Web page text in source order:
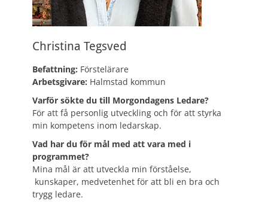
Christina Tegsved
Befattning: Förstelärare
Arbetsgivare: Halmstad kommun
Varför sökte du till Morgondagens Ledare?
För att få personlig utveckling och för att styrka
min kompetens inom ledarskap.
Vad har du för mål med att vara med i
programmet?
Mina mål är att utveckla min förståelse,
kunskaper, medvetenhet för att bli en bra och
trygg ledare.